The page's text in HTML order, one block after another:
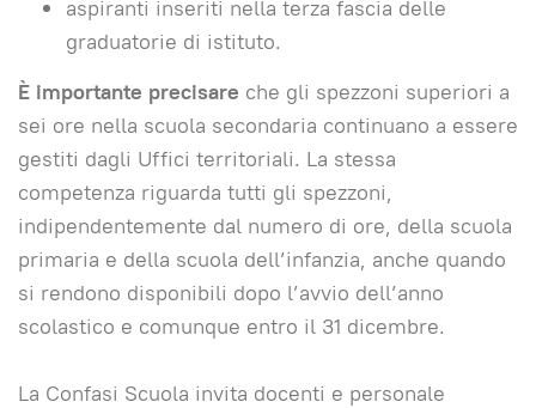
aspiranti inseriti nella terza fascia delle
graduatorie di istituto.
È importante precisare che gli spezzoni superiori a
sei ore nella scuola secondaria continuano a essere
gestiti dagli Uffici territoriali. La stessa
competenza riguarda tutti gli spezzoni,
indipendentemente dal numero di ore, della scuola
primaria e della scuola dell’infanzia, anche quando
si rendono disponibili dopo l’avvio dell’anno
scolastico e comunque entro il 31 dicembre.
La Confasi Scuola invita docenti e personale